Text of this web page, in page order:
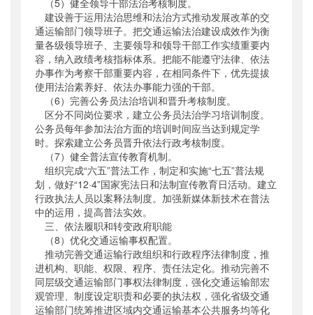
（5）健全领导干部法治考核制度。
建设善于运用法治思维和法治方式推动发展改革的交
通运输部门领导班子。把交通运输法治建设成效作为衡
量各级领导班子、主要领导和领导干部工作实绩重要内
容，纳入政绩考核指标体系。把能不能遵守法律、依法
办事作为考察干部重要内容，在相同条件下，优先提拔
使用法治素养好、依法办事能力强的干部。
（6）完善公务员法治培训和晋升考核制度。
区分不同岗位要求，建立公务员法治学习培训制度。
公务员每年参加法治方面的培训时间应当达到规定学
时。探索建立公务员晋升依法行政考核制度。
（7）健全普法宣传教育机制。
组织完成“六五”普法工作，制定和实施“七五”普法规
划，做好“12·4”国家宪法日和法制宣传教育日活动。建立
行政执法人员以案释法制度。加强新媒体新技术在普法
中的运用，提高普法实效。
三、依法履职和转变政府职能
（8）优化交通运输事权配置。
推动完善交通运输行政组织和行政程序法律制度，推
进机构、职能、权限、程序、责任法定化。推动完善不
同层级交通运输部门事权法律制度，强化交通运输部宏
观管理、制度设定职责和必要的执法权，强化省级交通
运输部门统筹推进区域内交通运输基本公共服务均等化